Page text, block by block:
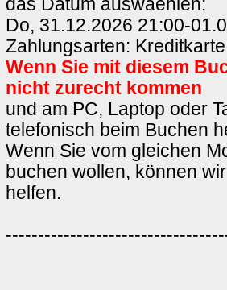
das Datum auswaehlen:
Do, 31.12.2026 21:00-
Zahlungsarten:
Wenn Sie mit diesem
nicht zurecht kommen
und am PC, Laptop oder
telefonisch beim Buchen
Wenn Sie vom gleichen
buchen wollen, können
helfen.